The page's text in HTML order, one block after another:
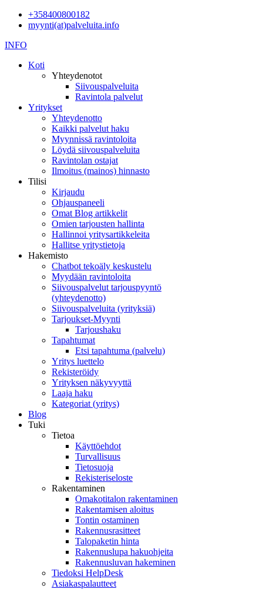
+358400800182
myynti(at)palveluita.info
INFO
Koti
Yhteydenotot
Siivouspalveluita
Ravintola palvelut
Yritykset
Yhteydenotto
Kaikki palvelut haku
Myynnissä ravintoloita
Löydä siivouspalveluita
Ravintolan ostajat
Ilmoitus (mainos) hinnasto
Tilisi
Kirjaudu
Ohjauspaneeli
Omat Blog artikkelit
Omien tarjousten hallinta
Hallinnoi yritysartikkeleita
Hallitse yritystietoja
Hakemisto
Chatbot tekoäly keskustelu
Myydään ravintoloita
Siivouspalvelut tarjouspyyntö
(yhteydenotto)
Siivouspalveluita (yrityksiä)
Tarjoukset-Myynti
Tarjoushaku
Tapahtumat
Etsi tapahtuma (palvelu)
Yritys luettelo
Rekisteröidy
Yrityksen näkyvyyttä
Laaja haku
Kategoriat (yritys)
Blog
Tuki
Tietoa
Käyttöehdot
Turvallisuus
Tietosuoja
Rekisteriseloste
Rakentaminen
Omakotitalon rakentaminen
Rakentamisen aloitus
Tontin ostaminen
Rakennusrasitteet
Talopaketin hinta
Rakennuslupa hakuohjeita
Rakennusluvan hakeminen
Tiedoksi HelpDesk
Asiakaspalautteet